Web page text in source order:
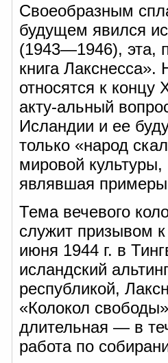
Своеобразным
будущем явился
(1943—1946), эта,
книга
относятся к
акту-альный
Исландии и ее
только «народ
мировой культуры,
являвшая примеры
Тема вечевого
служит призывом
июня 1944 г. в
исландский
республикой,
«Колокол
длительная — в
работа по